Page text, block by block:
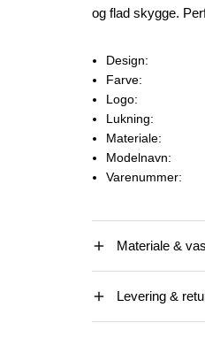
og flad skygge.
Design:
Farve:
Logo:
Lukning:
Materiale:
Modelnavn:
Varenummer:
Materiale &
Levering &